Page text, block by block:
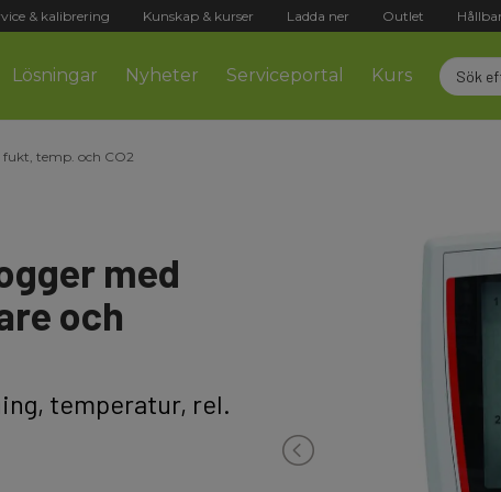
& kalibrering Kunskap & kurser Ladda ner Outlet
Lösningar Nyheter Serviceportal Kurs
temp. och CO2
med
och
temperatur, rel.